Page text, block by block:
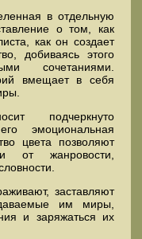
в отдельную
о том, как
как он создает
добиваясь этого
сочетаниями.
вмещает в себя
подчеркнуто
эмоциональная
цвета позволяют
от жанровости,
заставляют
им миры,
и заряжаться их